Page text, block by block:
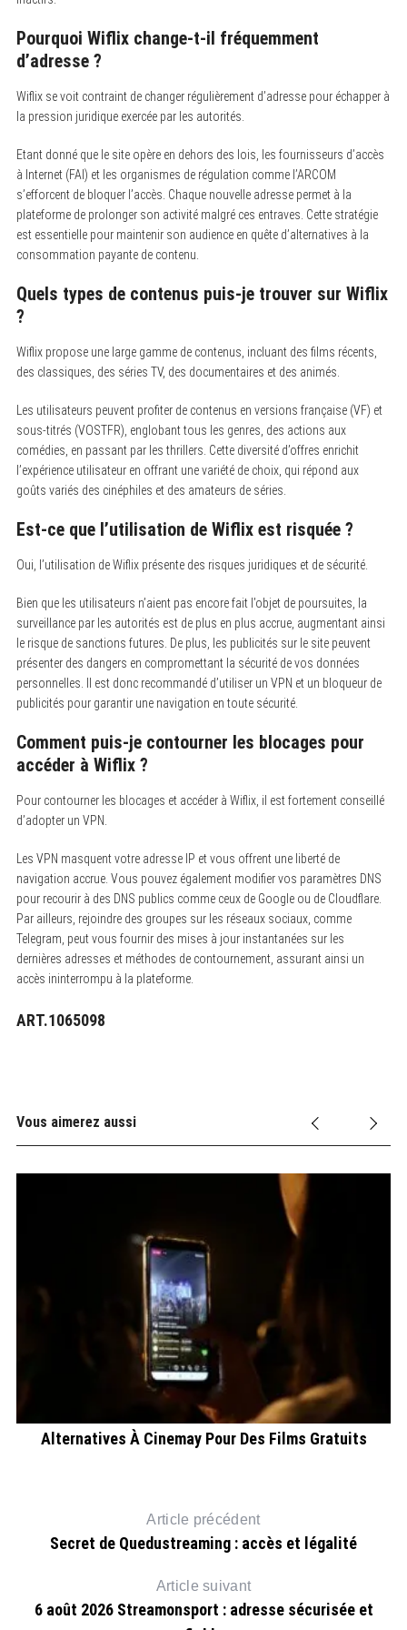
Pourquoi Wiflix change-t-il fréquemment
d’adresse ?
Wiflix se voit contraint de changer régulièrement d’adresse pour échapper à
la pression juridique exercée par les autorités.
Etant donné que le site opère en dehors des lois, les fournisseurs d’accès
à Internet (FAI) et les organismes de régulation comme l’ARCOM
s’efforcent de bloquer l’accès. Chaque nouvelle adresse permet à la
plateforme de prolonger son activité malgré ces entraves. Cette stratégie
est essentielle pour maintenir son audience en quête d’alternatives à la
consommation payante de contenu.
Quels types de contenus puis-je trouver sur Wiflix
?
Wiflix propose une large gamme de contenus, incluant des films récents,
des classiques, des séries TV, des documentaires et des animés.
Les utilisateurs peuvent profiter de contenus en versions française (VF) et
sous-titrés (VOSTFR), englobant tous les genres, des actions aux
comédies, en passant par les thrillers. Cette diversité d’offres enrichit
l’expérience utilisateur en offrant une variété de choix, qui répond aux
goûts variés des cinéphiles et des amateurs de séries.
Est-ce que l’utilisation de Wiflix est risquée ?
Oui, l’utilisation de Wiflix présente des risques juridiques et de sécurité.
Bien que les utilisateurs n’aient pas encore fait l’objet de poursuites, la
surveillance par les autorités est de plus en plus accrue, augmentant ainsi
le risque de sanctions futures. De plus, les publicités sur le site peuvent
présenter des dangers en compromettant la sécurité de vos données
personnelles. Il est donc recommandé d’utiliser un VPN et un bloqueur de
publicités pour garantir une navigation en toute sécurité.
Comment puis-je contourner les blocages pour
accéder à Wiflix ?
Pour contourner les blocages et accéder à Wiflix, il est fortement conseillé
d’adopter un VPN.
Les VPN masquent votre adresse IP et vous offrent une liberté de
navigation accrue. Vous pouvez également modifier vos paramètres DNS
pour recourir à des DNS publics comme ceux de Google ou de Cloudflare.
Par ailleurs, rejoindre des groupes sur les réseaux sociaux, comme
Telegram, peut vous fournir des mises à jour instantanées sur les
dernières adresses et méthodes de contournement, assurant ainsi un
accès ininterrompu à la plateforme.
ART.1065098
Vous aimerez aussi
Alternatives À Cinemay Pour Des Films Gratuits
Article précédent
Secret de Quedustreaming : accès et légalité
Article suivant
6 août 2026 Streamonsport : adresse sécurisée et